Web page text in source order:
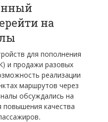
на
для пополнения
и продажи разовых
реализации
маршрутов через
обсуждались на
качества